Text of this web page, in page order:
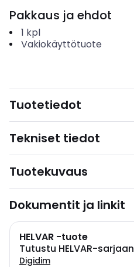
Pakkaus ja ehdot
1 kpl
Vakiokäyttötuote
Tuotetiedot
Tekniset tiedot
Tuotekuvaus
Dokumentit ja linkit
HELVAR -tuote
Tutustu HELVAR-sarjaan
Digidim